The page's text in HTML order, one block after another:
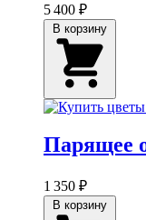
5 400 ₽
Парящее
1 350 ₽